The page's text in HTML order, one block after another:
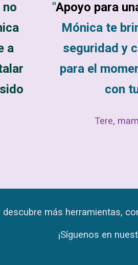
no
a
"Apoyo para
Mónica te
seguridad y
para el
con
Tere,
más herramientas,
¡Síguenos en